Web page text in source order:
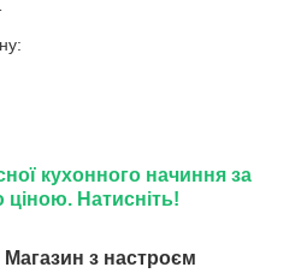
кухонного начиння за
Натисніть!
Магазин з настроєм